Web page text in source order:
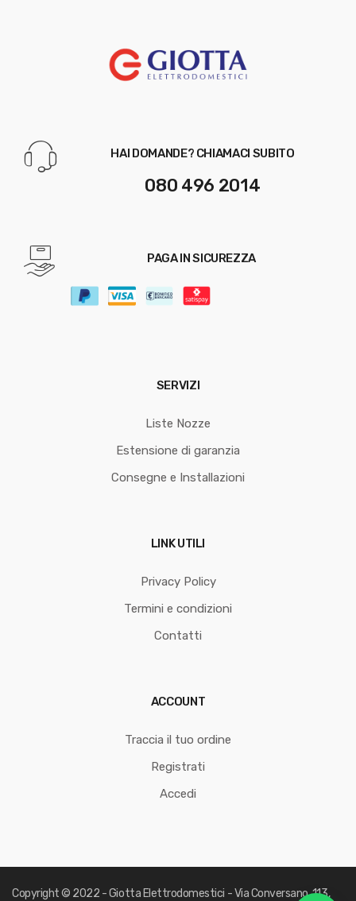
HAI DOMANDE? CHIAMACI SUBITO
080 496 2014
PAGA IN SICUREZZA
SERVIZI
Liste Nozze
Estensione di garanzia
Consegne e Installazioni
LINK UTILI
Privacy Policy
Termini e condizioni
Contatti
ACCOUNT
Traccia il tuo ordine
Registrati
Accedi
Copyright © 2022 - Giotta Elettrodomestici - Via Conversano, 113,